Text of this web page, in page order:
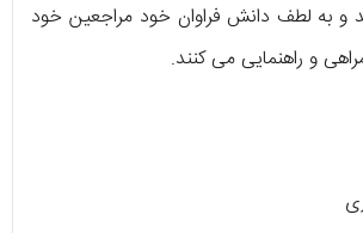
و به لطف دانش فراوان خود مراجعین خود
و راهنمایی می کنند.